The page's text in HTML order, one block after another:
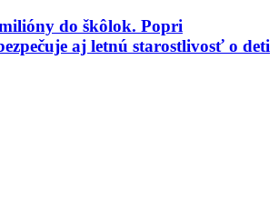
do škôlok. Popri
aj letnú starostlivosť o deti